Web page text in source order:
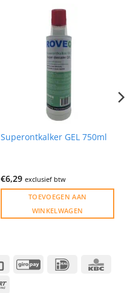
Superontkalker GEL 750ml
€6,29 exclusief btw
TOEVOEGEN AAN
WINKELWAGEN
Credit
GiroPay IDeal
Sofort